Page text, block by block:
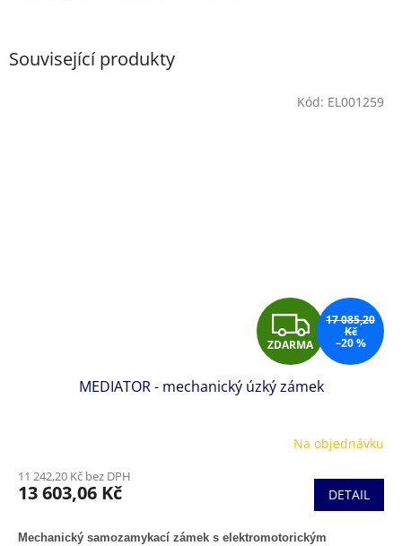
Související produkty
Z
D
A
R
M
A
ZDARMA
17 085,20
Kč
–20 %
MEDIATOR - mechanický úzký zámek
Na objednávku
11 242,20 Kč bez DPH
13 603,06 Kč DETAIL
Mechanický samozamykací zámek s elektromotorickým
Kód: EL001259